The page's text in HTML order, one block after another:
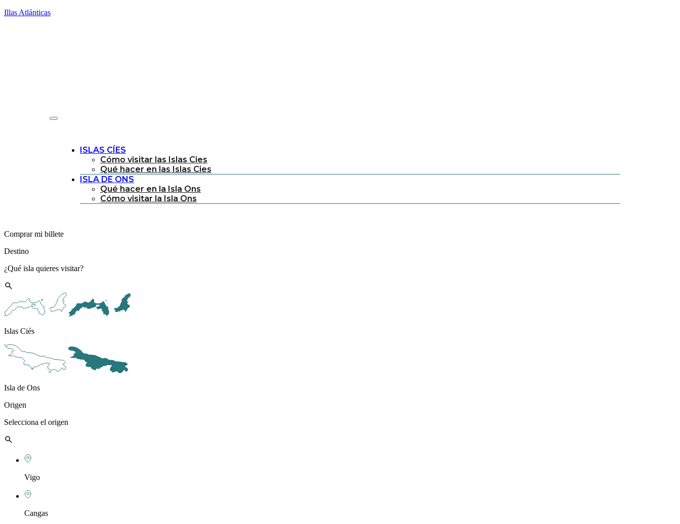
Illas Atlánticas
ISLAS CÍES
Cómo visitar las Islas Cies
Qué hacer en las Islas Cies
ISLA DE ONS
Qué hacer en la Isla Ons
Cómo visitar la Isla Ons
Comprar mi billete
Destino
¿Qué isla quieres visitar?
Islas Ciés
Isla de Ons
Origen
Selecciona el origen
Vigo
Cangas